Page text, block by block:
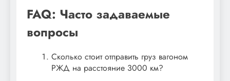
FAQ: Часто задаваемые
вопросы
Сколько стоит отправить груз вагоном
РЖД на расстояние 3000 км?